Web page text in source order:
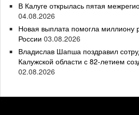
В Калуге открылась пятая
04.08.2026
Новая выплата помогла миллиону
России 03.08.2026
Владислав Шапша поздравил
Калужской области с 82-летием
02.08.2026